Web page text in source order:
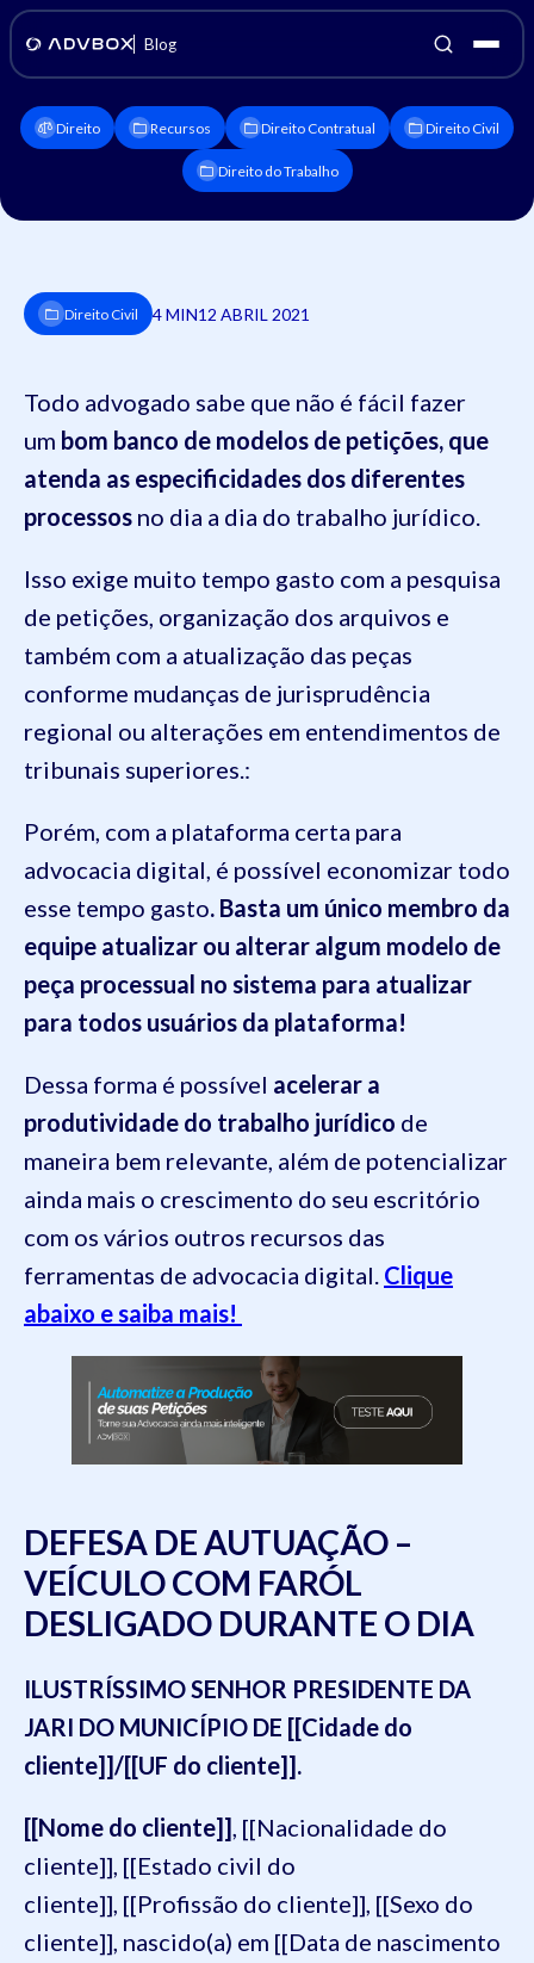
Blog
Direito Recursos Direito Contratual Direito Civil
Direito do Trabalho
Direito Civil 4 MIN12 ABRIL 2021
Todo advogado sabe que não é fácil fazer
um bom banco de modelos de petições, que
atenda as especificidades dos diferentes
processos no dia a dia do trabalho jurídico.
Isso exige muito tempo gasto com a pesquisa
de petições, organização dos arquivos e
também com a atualização das peças
conforme mudanças de jurisprudência
regional ou alterações em entendimentos de
tribunais superiores.:
Porém, com a plataforma certa para
advocacia digital, é possível economizar todo
esse tempo gasto. Basta um único membro da
equipe atualizar ou alterar algum modelo de
peça processual no sistema para atualizar
para todos usuários da plataforma!
Dessa forma é possível acelerar a
produtividade do trabalho jurídico de
maneira bem relevante, além de potencializar
ainda mais o crescimento do seu escritório
com os vários outros recursos das
ferramentas de advocacia digital. Clique
abaixo e saiba mais!
DEFESA DE AUTUAÇÃO –
VEÍCULO COM FARÓL
DESLIGADO DURANTE O DIA
ILUSTRÍSSIMO SENHOR PRESIDENTE DA
JARI DO MUNICÍPIO DE [[Cidade do
cliente]]/[[UF do cliente]].
[[Nome do cliente]] , [[Nacionalidade do
cliente]], [[Estado civil do
cliente]], [[Profissão do cliente]], [[Sexo do
cliente]], nascido(a) em [[Data de nascimento